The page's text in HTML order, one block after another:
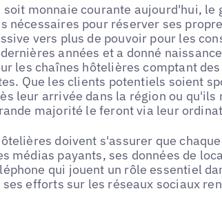
soit monnaie courante aujourd'hui,
nécessaires pour réserver ses
vers plus de pouvoir pour les
années et a donné
les chaînes hôtelières comptant
Que les clients potentiels soient
leur arrivée dans la région ou qu'ils
majorité le feront via leur
doivent s'assurer que
médias payants, ses données de
qui jouent un rôle essentiel
ses efforts sur les réseaux sociaux